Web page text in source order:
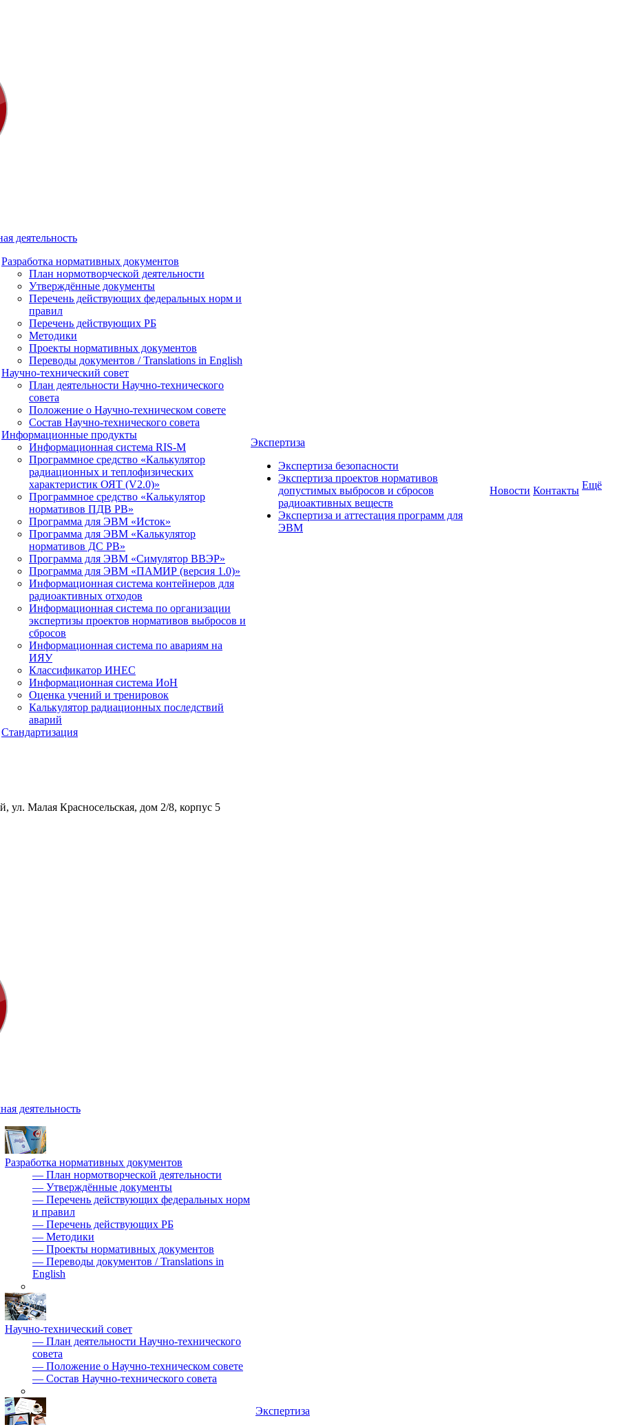
деятельность
Разработка нормативных документов
План нормотворческой деятельности
Утверждённые документы
Перечень действующих федеральных норм и
правил
Перечень действующих РБ
Методики
Проекты нормативных документов
Переводы документов / Translations in English
Научно-технический совет
План деятельности Научно-технического
совета
Положение о Научно-техническом совете
Состав Научно-технического совета
Информационные продукты
Информационная система RIS-M
Программное средство «Калькулятор
радиационных и теплофизических
характеристик ОЯТ (V2.0)»
Программное средство «Калькулятор
нормативов ПДВ РВ»
Программа для ЭВМ «Исток»
Программа для ЭВМ «Калькулятор
нормативов ДС РВ»
Программа для ЭВМ «Симулятор ВВЭР»
Программа для ЭВМ «ПАМИР (версия 1.0)»
Информационная система контейнеров для
радиоактивных отходов
Информационная система по организации
экспертизы проектов нормативов выбросов и
сбросов
Информационная система по авариям на
ИЯУ
Классификатор ИНЕС
Информационная система ИоН
Оценка учений и тренировок
Калькулятор радиационных последствий
аварий
Стандартизация
Экспертиза
Экспертиза безопасности
Экспертиза проектов нормативов
допустимых выбросов и сбросов
радиоактивных веществ
Экспертиза и аттестация программ для
ЭВМ
Новости Контакты Ещё
ул. Малая Красносельская, дом 2/8, корпус 5
деятельность
Разработка нормативных документов
— План нормотворческой деятельности
— Утверждённые документы
— Перечень действующих федеральных норм
и правил
— Перечень действующих РБ
— Методики
— Проекты нормативных документов
— Переводы документов / Translations in
English
Научно-технический совет
— План деятельности Научно-технического
совета
— Положение о Научно-техническом совете
— Состав Научно-технического совета
Экспертиза